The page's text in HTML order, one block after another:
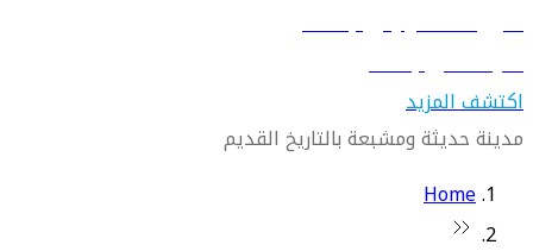
دليل السفر إلى بغداد
تعرّف على بغداد
اكتشف المزيد
مدينة حديثة ومشبعة بالتاريخ القديم
Home